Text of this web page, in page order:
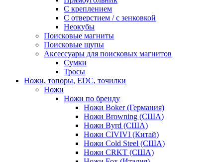
С креплением
С отверстием / с зенковкой
Неокубы
Поисковые магниты
Поисковые щупы
Аксессуары для поисковых магнитов
Сумки
Тросы
Ножи, топоры, EDC, точилки
Ножи
Ножи по бренду
Ножи Boker (Германия)
Ножи Browning (США)
Ножи Byrd (США)
Ножи CIVIVI (Китай)
Ножи Cold Steel (США)
Ножи CRKT (США)